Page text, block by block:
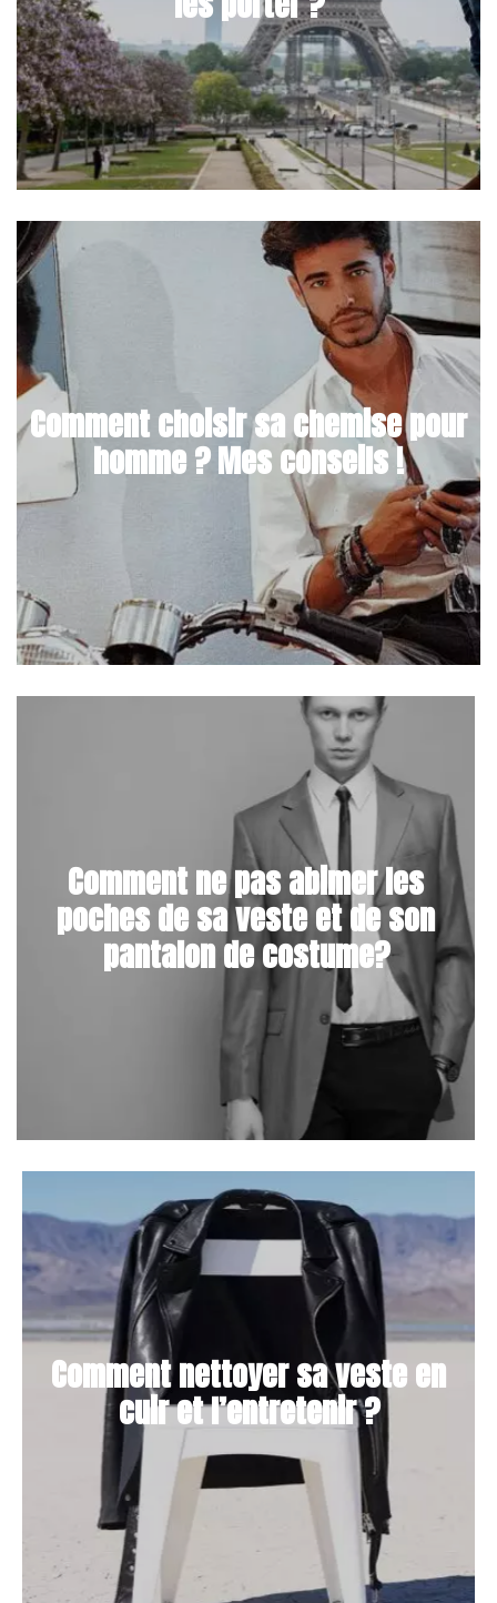
Comment choisir sa chemise pour
homme ? Mes conseils !
Comment ne pas abimer les
poches de sa veste et de son
pantalon de costume?
Comment nettoyer sa veste en
cuir et l’entretenir ?